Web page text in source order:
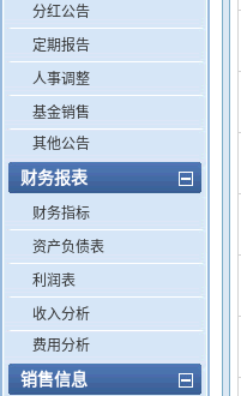
分红公告
定期报告
人事调整
基金销售
其他公告
财务报表
财务指标
资产负债表
利润表
收入分析
费用分析
销售信息